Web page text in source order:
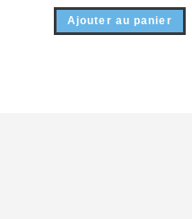
Ajouter au panier